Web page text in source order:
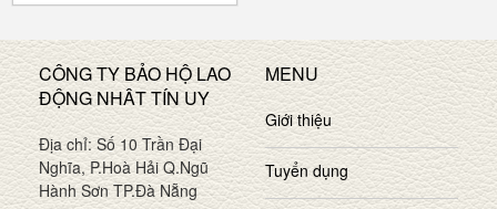
CÔNG TY BẢO HỘ LAO
ĐỘNG NHÂT TÍN UY
Địa chỉ: Số 10 Trần Đại
Nghĩa, P.Hoà Hải Q.Ngũ
Hành Sơn TP.Đà Nẵng
MENU
Giới thiệu
Tuyển dụng